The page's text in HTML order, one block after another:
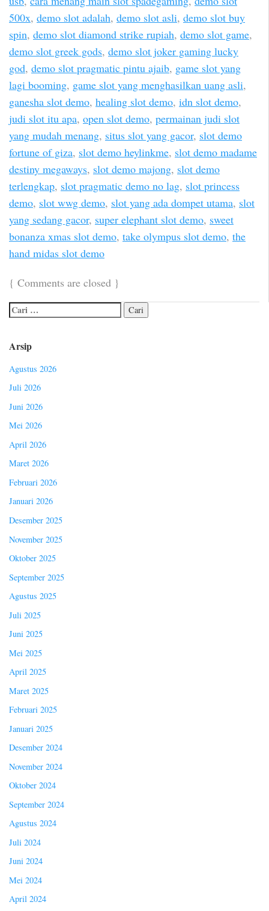
500x, demo slot adalah, demo slot asli, demo slot buy
spin, demo slot diamond strike rupiah, demo slot game,
demo slot greek gods, demo slot joker gaming lucky
god, demo slot pragmatic pintu ajaib, game slot yang
lagi booming, game slot yang menghasilkan uang asli,
ganesha slot demo, healing slot demo, idn slot demo,
judi slot itu apa, open slot demo, permainan judi slot
yang mudah menang, situs slot yang gacor, slot demo
fortune of giza, slot demo heylinkme, slot demo madame
destiny megaways, slot demo majong, slot demo
terlengkap, slot pragmatic demo no lag, slot princess
demo, slot wwg demo, slot yang ada dompet utama, slot
yang sedang gacor, super elephant slot demo, sweet
bonanza xmas slot demo, take olympus slot demo, the
hand midas slot demo
{ Comments are closed }
Arsip
Agustus 2026
Juli 2026
Juni 2026
Mei 2026
April 2026
Maret 2026
Februari 2026
Januari 2026
Desember 2025
November 2025
Oktober 2025
September 2025
Agustus 2025
Juli 2025
Juni 2025
Mei 2025
April 2025
Maret 2025
Februari 2025
Januari 2025
Desember 2024
November 2024
Oktober 2024
September 2024
Agustus 2024
Juli 2024
Juni 2024
Mei 2024
April 2024